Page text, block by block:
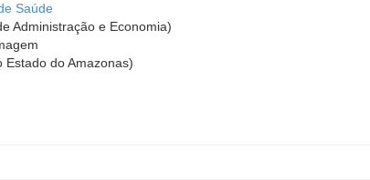
Saúde
Administração e Economia)
Estado do Amazonas)